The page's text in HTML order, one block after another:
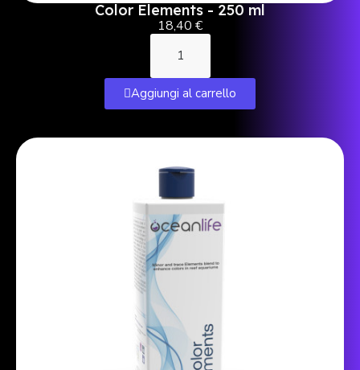
Color Elements - 250 ml
18,40 €
Aggiungi al carrello